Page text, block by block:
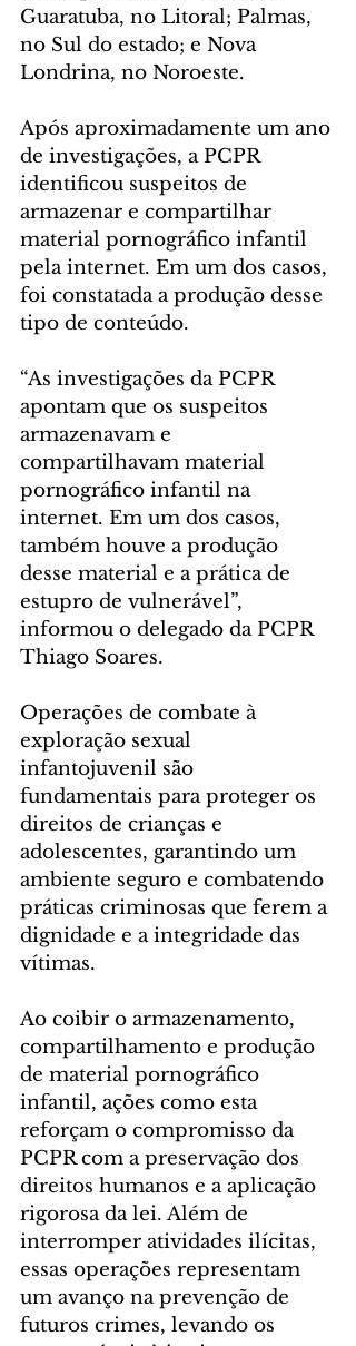
Guaratuba, no Litoral; Palmas,
no Sul do estado; e Nova
Londrina, no Noroeste.
Após aproximadamente um ano
de investigações, a PCPR
identificou suspeitos de
armazenar e compartilhar
material pornográfico infantil
pela internet. Em um dos casos,
foi constatada a produção desse
tipo de conteúdo.
“As investigações da PCPR
apontam que os suspeitos
armazenavam e
compartilhavam material
pornográfico infantil na
internet. Em um dos casos,
também houve a produção
desse material e a prática de
estupro de vulnerável”,
informou o delegado da PCPR
Thiago Soares.
Operações de combate à
exploração sexual
infantojuvenil são
fundamentais para proteger os
direitos de crianças e
adolescentes, garantindo um
ambiente seguro e combatendo
práticas criminosas que ferem a
dignidade e a integridade das
vítimas.
Ao coibir o armazenamento,
compartilhamento e produção
de material pornográfico
infantil, ações como esta
reforçam o compromisso da
PCPR com a preservação dos
direitos humanos e a aplicação
rigorosa da lei. Além de
interromper atividades ilícitas,
essas operações representam
um avanço na prevenção de
futuros crimes, levando os